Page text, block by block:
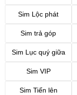
Sim Lộc phát
Sim trả góp
Sim Lục quý giữa
Sim VIP
Sim Tiến lên